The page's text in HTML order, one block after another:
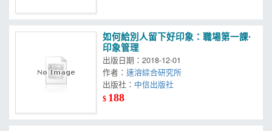
如何給別人留下好印象：職場第一課·
印象管理
出版日期：2018-12-01
作者：速溶綜合研究所
出版社： 中信出版社
$ 188